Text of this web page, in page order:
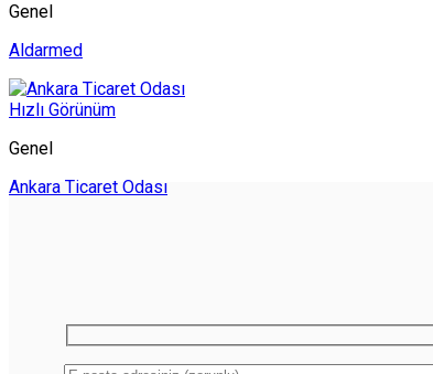
Genel
Aldarmed
Hızlı Görünüm
Genel
Ankara Ticaret Odası